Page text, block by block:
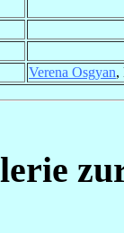
Verena Osgyan,